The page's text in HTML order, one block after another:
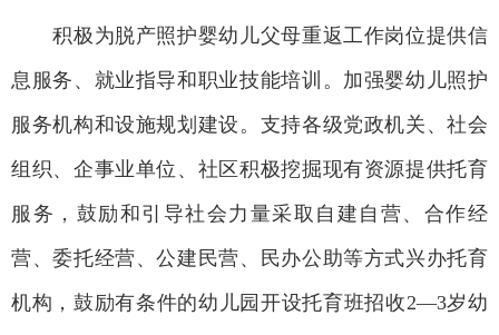
积极为脱产照护婴幼儿父母重返工作岗位提供信
息服务、就业指导和职业技能培训。加强婴幼儿照护
服务机构和设施规划建设。支持各级党政机关、社会
组织、企事业单位、社区积极挖掘现有资源提供托育
服务，鼓励和引导社会力量采取自建自营、合作经
营、委托经营、公建民营、民办公助等方式兴办托育
机构，鼓励有条件的幼儿园开设托育班招收2—3岁幼